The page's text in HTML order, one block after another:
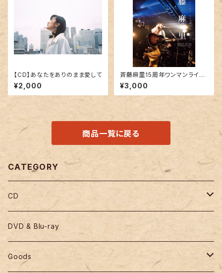
【CD】あなたをありのまま愛して
¥2,000
斉藤麻里15周年ワンマンライブ
@O-Crest LIVE CD
¥3,000
商品一覧に戻る
CATEGORY
CD
ALBUM
SINGLE
DVD & Blu-ray
Goods